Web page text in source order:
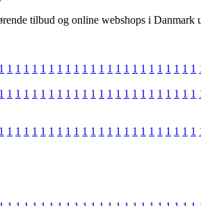
tilbud og online webshops i Danmark
1 1 1 1 1 1 1 1 1 1 1 1 1 1 1 1 1 1 1 1 1 1 1 1
1 1 1 1 1 1 1 1 1 1 1 1 1 1 1 1 1 1 1 1 1 1 1 1
1 1 1 1 1 1 1 1 1 1 1 1 1 1 1 1 1 1 1 1 1 1 1 1